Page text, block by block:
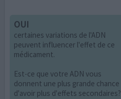
OUI
certaines variations de l'ADN
peuvent influencer l'effet de ce
médicament.
Est-ce que votre ADN vous
donnent une plus grande chance
d'avoir plus d'effets secondaires?